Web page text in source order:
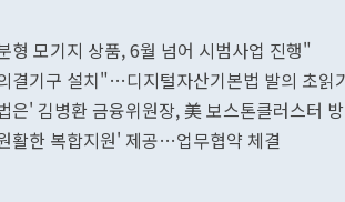
형 모기지 상품, 6월 넘어 시범사업 진행"
결기구 설치"…디지털자산기본법 발의 초읽
은' 김병환 금융위원장, 美 보스톤클러스터
활한 복합지원' 제공…업무협약 체결